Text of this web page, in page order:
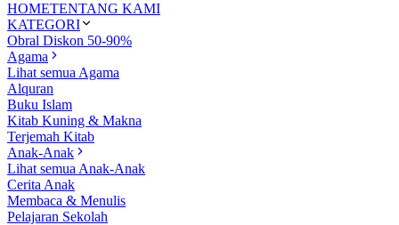
HOMETENTANG KAMI
KATEGORI
Obral Diskon 50-90%
Agama
Lihat semua Agama
Alquran
Buku Islam
Kitab Kuning & Makna
Terjemah Kitab
Anak-Anak
Lihat semua Anak-Anak
Cerita Anak
Membaca & Menulis
Pelajaran Sekolah